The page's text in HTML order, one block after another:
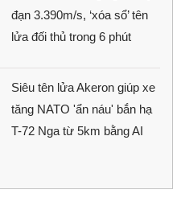
đạn 3.390m/s, ‘xóa sổ’ tên
lửa đối thủ trong 6 phút
Siêu tên lửa Akeron giúp xe
tăng NATO 'ẩn náu' bắn hạ
T-72 Nga từ 5km bằng AI